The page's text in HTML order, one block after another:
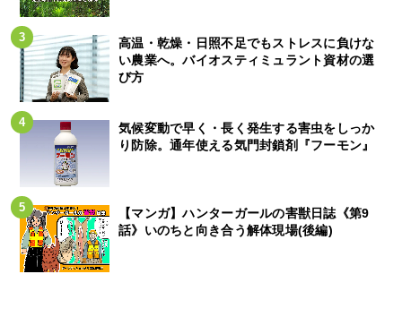
高温・乾燥・日照不足でもストレスに負けな
い農業へ。バイオスティミュラント資材の選
び方
気候変動で早く・長く発生する害虫をしっか
り防除。通年使える気門封鎖剤『フーモン』
【マンガ】ハンターガールの害獣日誌《第9
話》いのちと向き合う解体現場(後編)